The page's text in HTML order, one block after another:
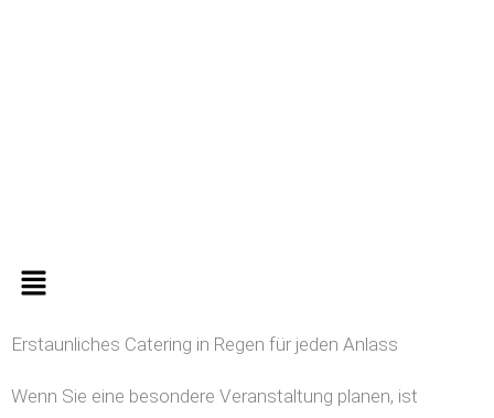
Menü
Erstaunliches Catering in Regen für jeden Anlass
Wenn Sie eine besondere Veranstaltung planen, ist